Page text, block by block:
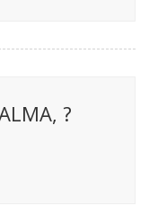
?